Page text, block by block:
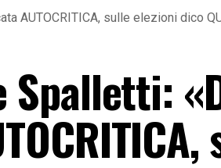
AUTOCRITICA, sulle elezioni dico
Spalletti: